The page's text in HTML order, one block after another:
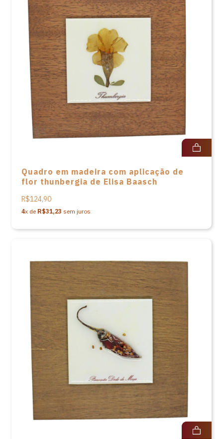
Quadro em madeira com aplicação de
flor thunbergia de Elisa Baasch
R$124,90
4x de R$31,23 sem juros